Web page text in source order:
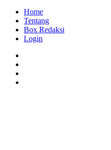
Home
Tentang
Box Redaksi
Login